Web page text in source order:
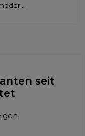
seit